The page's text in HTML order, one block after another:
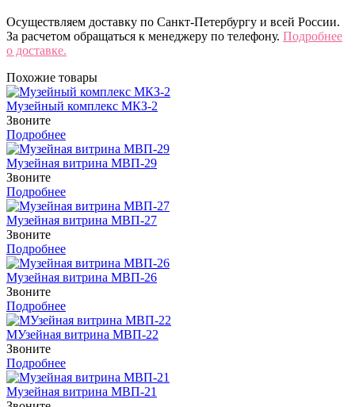
Осуществляем доставку по Санкт-Петербургу и всей России.
За расчетом обращаться к менеджеру по телефону. Подробнее
о доставке.
Похожие товары
Музейный комплекс МКЗ-2
Звоните
Подробнее
Музейная витрина МВП-29
Звоните
Подробнее
Музейная витрина МВП-27
Звоните
Подробнее
Музейная витрина МВП-26
Звоните
Подробнее
МУзейная витрина МВП-22
Звоните
Подробнее
Музейная витрина МВП-21